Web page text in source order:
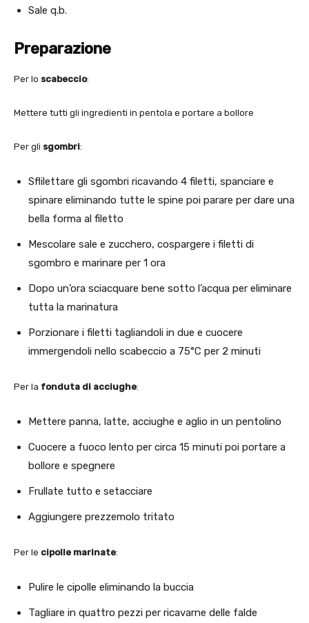
Sale q.b.
Preparazione
Per lo scabeccio:
Mettere tutti gli ingredienti in pentola e portare a bollore
Per gli sgombri:
Sflilettare gli sgombri ricavando 4 filetti, spanciare e
spinare eliminando tutte le spine poi parare per dare una
bella forma al filetto
Mescolare sale e zucchero, cospargere i filetti di
sgombro e marinare per 1 ora
Dopo un’ora sciacquare bene sotto l’acqua per eliminare
tutta la marinatura
Porzionare i filetti tagliandoli in due e cuocere
immergendoli nello scabeccio a 75°C per 2 minuti
Per la fonduta di acciughe:
Mettere panna, latte, acciughe e aglio in un pentolino
Cuocere a fuoco lento per circa 15 minuti poi portare a
bollore e spegnere
Frullate tutto e setacciare
Aggiungere prezzemolo tritato
Per le cipolle marinate:
Pulire le cipolle eliminando la buccia
Tagliare in quattro pezzi per ricavarne delle falde